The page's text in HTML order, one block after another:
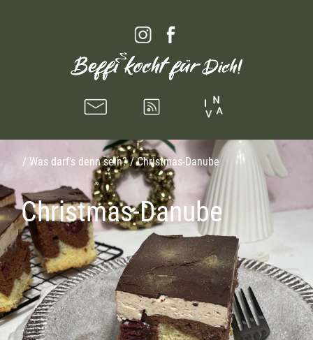
/ Was darf's denn sein?/ Christmas-Danube
Christmas-Danube